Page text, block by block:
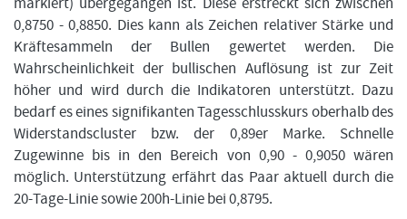
0,8750 - 0,8850. Dies kann als Zeichen relativer Stärke und
Kräftesammeln der Bullen gewertet werden. Die
Wahrscheinlichkeit der bullischen Auflösung ist zur Zeit
höher und wird durch die Indikatoren unterstützt. Dazu
bedarf es eines signifikanten Tagesschlusskurs oberhalb des
Widerstandscluster bzw. der 0,89er Marke. Schnelle
Zugewinne bis in den Bereich von 0,90 - 0,9050 wären
möglich. Unterstützung erfährt das Paar aktuell durch die
20-Tage-Linie sowie 200h-Linie bei 0,8795.